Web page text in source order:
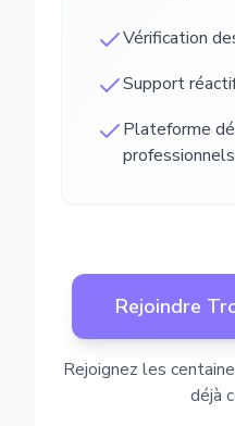
Vérification
Support
Plateforme
Rejoindre
Rejoignez les
déjà